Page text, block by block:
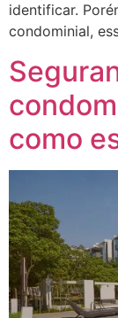
identificar.
condominial,
como